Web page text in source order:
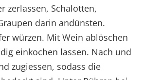
zerlassen, Schalotten,
darin andünsten.
würzen. Mit Wein ablöschen
einkochen lassen. Nach und
zugiessen, sodass die